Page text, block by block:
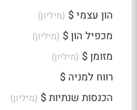
הון עצמי $ (מיליון)
מכפיל הון $ (מיליון)
מזומן $ (מיליון)
רווח למניה $
הכנסות שנתיות $ (מיליון)